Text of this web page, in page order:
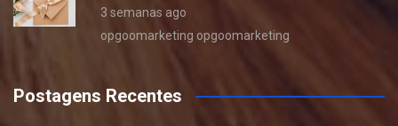
3 semanas ago
opgoomarketing opgoomarketing
Postagens Recentes